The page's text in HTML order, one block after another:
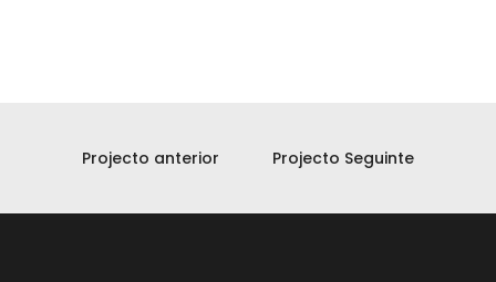
Projecto anterior Projecto Seguinte